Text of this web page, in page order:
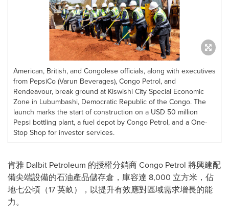
American, British, and Congolese officials, along with executives
from PepsiCo (Varun Beverages), Congo Petrol, and
Rendeavour, break ground at Kiswishi City Special Economic
Zone in Lubumbashi, Democratic Republic of the Congo. The
launch marks the start of construction on a USD 50 million
Pepsi bottling plant, a fuel depot by Congo Petrol, and a One-
Stop Shop for investor services.
肯雅 Dalbit Petroleum 的授權分銷商 Congo Petrol 將興建配
備尖端設備的石油產品儲存倉，庫容達 8,000 立方米，佔
地七公頃（17 英畝），以提升有效應對區域需求增長的能
力。